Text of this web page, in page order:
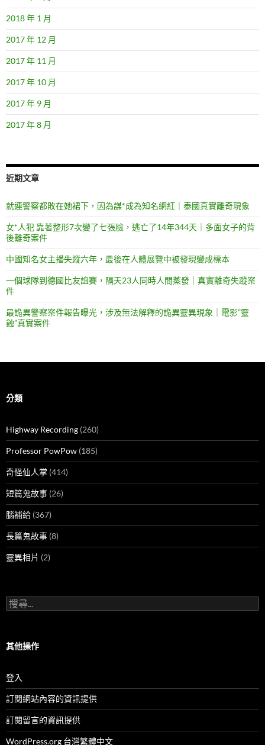
2018 年 1 月
2017 年 12 月
2017 年 11 月
2017 年 10 月
2017 年 9 月
2017 年 8 月
近期文章
就連警察都敗在她裙下，因為謀*成為知名網紅｜泰國真實離奇現象
女*人犯 靠著整形7次變了七張臉，逃亡了14年344天｜多面女子的背
後離奇案件
中國知名女主播失蹤六年，最後在人體展覽中被發現變成標本
一個球隊到德國比友誼賽，隔天23人同時人間蒸發｜真實離奇失蹤案
件
最詭異警察案件報告曝光，涉及無法解釋的詭異靈異現象｜電影”靈
蝕”真實案件
分類
Highway Recording (260)
Professor PowPow (185)
奇怪仙人掌 (414)
短篇鬼故事 (26)
腦補給 (367)
長篇鬼故事 (8)
靈異相片 (2)
搜
尋
字:
其他操作
登入
訂閱網站內容的資訊提供
訂閱留言的資訊提供
WordPress.org 台灣繁體中文